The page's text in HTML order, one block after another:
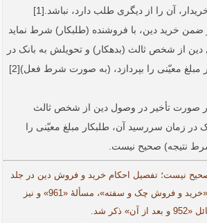
آن را از دیگری طلب دارد، نباشد.[1]
ضمن خرید دین، با فروشنده (طلبکار) شرط نماید
از شخص ثالث (بدهکار) و تحویلش به بانک در
زمان سررسید آن، طلبکار مبلغ معیّنی را بپردازد، (به صورت شرط فعل)[2]
صورت تأخیر در وصول دین از شخص ثالث
در زمان سررسید آن، طلبکار مبلغ معیّنی را
نتیجه) صحیح نیست.
نیست؛ تفصیل احکام خرید و فروش دین در جلد
سوّم، فصل «دین»، مبحث «خرید و فروش چک و سفته»، مسألۀ «961» و نیز
ذکر شد.